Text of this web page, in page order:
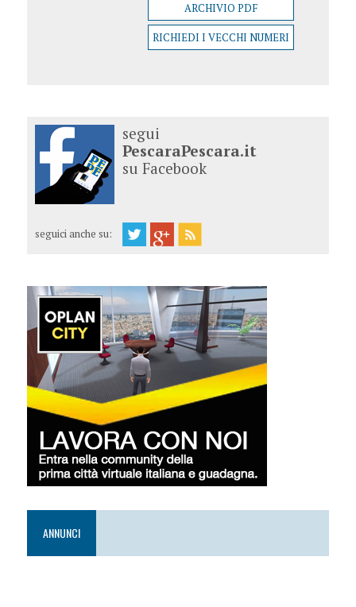
ARCHIVIO PDF
RICHIEDI I VECCHI NUMERI
segui
PescaraPescara.it
su Facebook
seguici anche su:
ANNUNCI